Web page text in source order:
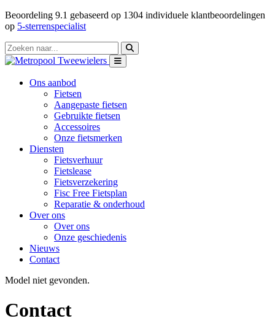
Beoordeling 9.1 gebaseerd op 1304 individuele klantbeoordelingen
op 5-sterrenspecialist
Ons aanbod
Fietsen
Aangepaste fietsen
Gebruikte fietsen
Accessoires
Onze fietsmerken
Diensten
Fietsverhuur
Fietslease
Fietsverzekering
Fisc Free Fietsplan
Reparatie & onderhoud
Over ons
Over ons
Onze geschiedenis
Nieuws
Contact
Model niet gevonden.
Contact